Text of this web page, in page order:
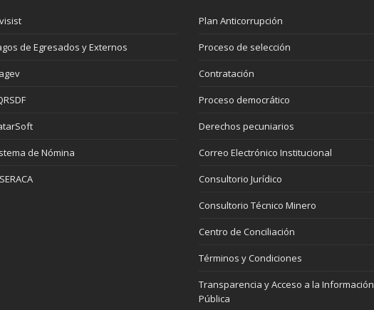
de Egresados y Externos
de Nómina
Plan Anticorrupción
Proceso de selección
Contratación
Proceso democrático
Derechos pecuniarios
Correo Electrónico Institucional
Consultorio Jurídico
Consultorio Técnico Minero
Centro de Conciliación
Términos y Condiciones
Transparencia y Acceso a la Información
Pública